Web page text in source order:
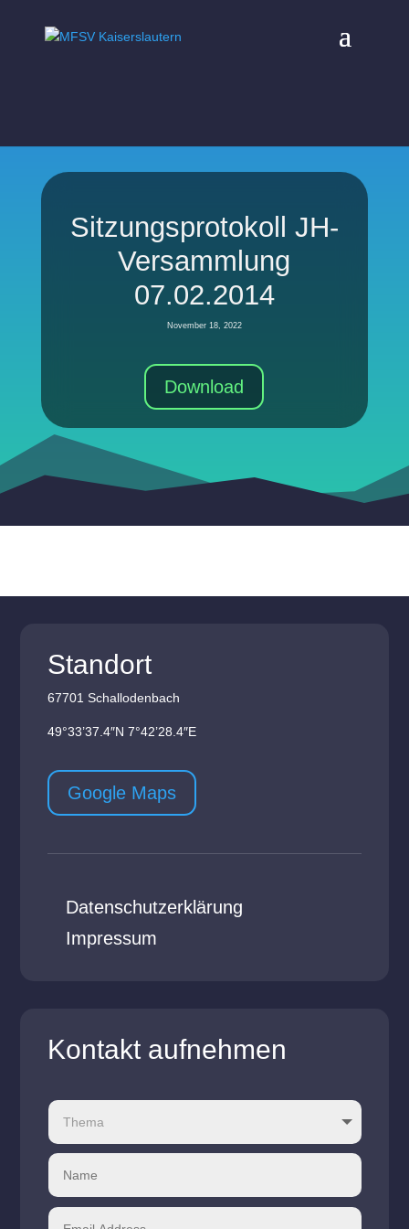
Sitzungsprotokoll JH-
Versammlung
07.02.2014
November 18, 2022
Download
Standort
67701 Schallodenbach
49°33’37.4″N 7°42’28.4″E
Google Maps
Datenschutzerklärung
Impressum
Kontakt aufnehmen